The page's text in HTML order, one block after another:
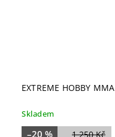
EXTREME HOBBY
Skladem
1 250 Kč
–20 %